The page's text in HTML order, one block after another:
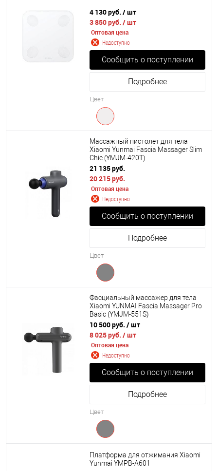
4 130 руб. / шт
3 850 руб. / шт
Оптовая цена
Недоступно
Сообщить о поступлении
Подробнее
Цвет
Массажный пистолет для тела
Xiaomi Yunmai Fascia Massager Slim
Chic (YMJM-420T)
21 135 руб.
20 215 руб.
Оптовая цена
Недоступно
Сообщить о поступлении
Подробнее
Цвет
Фасциальный массажер для тела
Xiaomi YUNMAI Fascia Massager Pro
Basic (YMJM-551S)
10 500 руб. / шт
8 025 руб. / шт
Оптовая цена
Недоступно
Сообщить о поступлении
Подробнее
Цвет
Платформа для отжимания Xiaomi
Yunmai YMPB-A601